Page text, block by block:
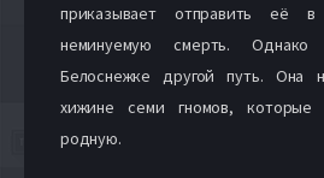
приказывает отправить её
неминуемую смерть. Однако
Белоснежке другой путь. Она
хижине семи гномов,
родную.